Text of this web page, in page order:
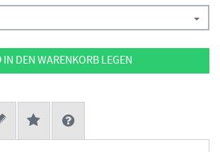
IN DEN WARENKORB LEGEN